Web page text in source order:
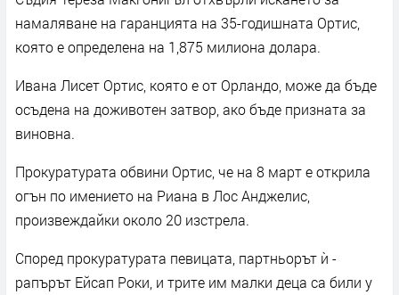
намаляване на гаранцията на 35-годишната Ортис,
която е определена на 1,875 милиона долара.
Ивана Лисет Ортис, която е от Орландо, може да бъде
осъдена на доживотен затвор, ако бъде призната за
виновна.
Прокуратурата обвини Ортис, че на 8 март е открила
огън по имението на Риана в Лос Анджелис,
произвеждайки около 20 изстрела.
Според прокуратурата певицата, партньорът ѝ -
рапърът Ейсап Роки, и трите им малки деца са били у